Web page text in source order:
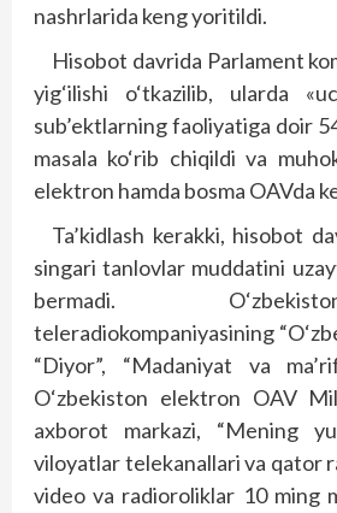
nashrlarida keng yoritildi.
Hisobot davrida Parlament
yig‘ilishi o‘tkazilib, ularda
sub’ektlarning faoliyatiga doir
masala ko‘rib chiqildi va
elektron hamda bosma OAVda
Ta’kidlash kerakki, hisobot
singari tanlovlar muddatini
bermadi.
teleradiokompaniyasining
“Diyor”, “Madaniyat va
O‘zbekiston elektron OAV
axborot markazi, “Mening
viloyatlar telekanallari va qator
video va radioroliklar 10 ming